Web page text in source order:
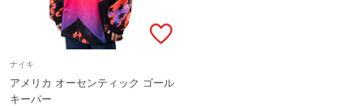
ナイキ
アメリカ オーセンティック ゴール
キーパー